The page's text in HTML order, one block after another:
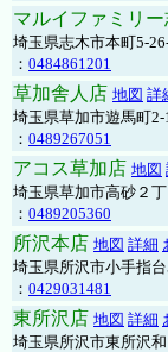
マルイファミリ
埼玉県志木市本町5-
： 0484861201
草加舎人店 地図 詳
埼玉県草加市遊馬町2-
： 0489267051
アコス草加店 地図
埼玉県草加市高砂２
： 0489205360
所沢本店 地図 詳細
埼玉県所沢市小手指
： 0429031481
東所沢店 地図 詳細
埼玉県所沢市東所沢